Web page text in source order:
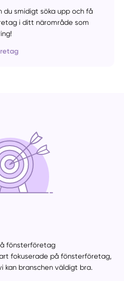
du smidigt söka upp och få
i ditt närområde som
fönsterföretag
fokuserade på fönsterföretag,
kan branschen väldigt bra.